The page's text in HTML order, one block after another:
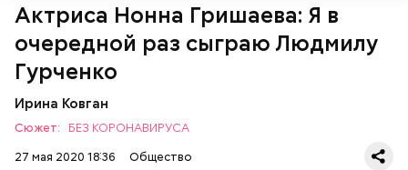
Актриса Нонна Гришаева: Я в
очередной раз сыграю Людмилу
Гурченко
Ирина Ковган
Сюжет:
БЕЗ КОРОНАВИРУСА
27 мая 2020 18:36
Общество
Вторые блюда